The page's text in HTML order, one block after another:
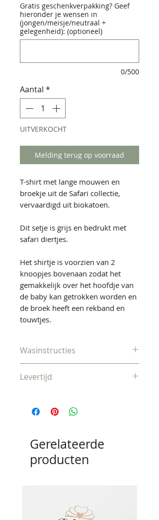
Gratis geschenkverpakking? Geef
hieronder je wensen in
(jongen/meisje/neutraal +
gelegenheid): (optioneel)
0/500
Aantal *
UITVERKOCHT
Melding terug op voorraad
T-shirt met lange mouwen en
broekje uit de Safari collectie,
vervaardigd uit biokatoen.
Dit setje is grijs en bedrukt met
safari diertjes.
Het shirtje is voorzien van 2
knoopjes bovenaan zodat het
gemakkelijk over het hoofdje van
de baby kan getrokken worden en
de broek heeft een rekband en
touwtjes.
Wasinstructies
Levertijd
verzonden
Gerelateerde
producten